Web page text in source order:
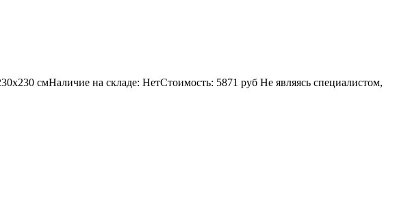
смНаличие на складе: НетСтоимость: 5871 руб Не являясь специалистом,